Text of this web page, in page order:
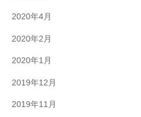
2020年4月
2020年2月
2020年1月
2019年12月
2019年11月